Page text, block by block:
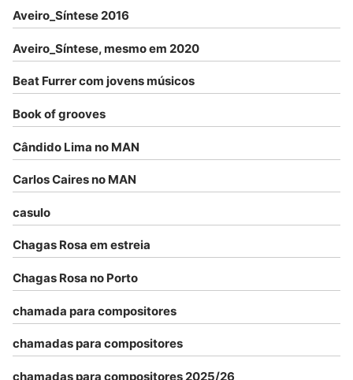
Aveiro_Síntese 2016
Aveiro_Síntese, mesmo em 2020
Beat Furrer com jovens músicos
Book of grooves
Cândido Lima no MAN
Carlos Caires no MAN
casulo
Chagas Rosa em estreia
Chagas Rosa no Porto
chamada para compositores
chamadas para compositores
chamadas para compositores 2025/26